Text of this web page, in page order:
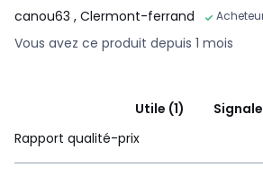
canou63 , Clermont-ferrand
Vous avez ce produit depuis 1 mois
Utile (1)
Rapport qualité-prix